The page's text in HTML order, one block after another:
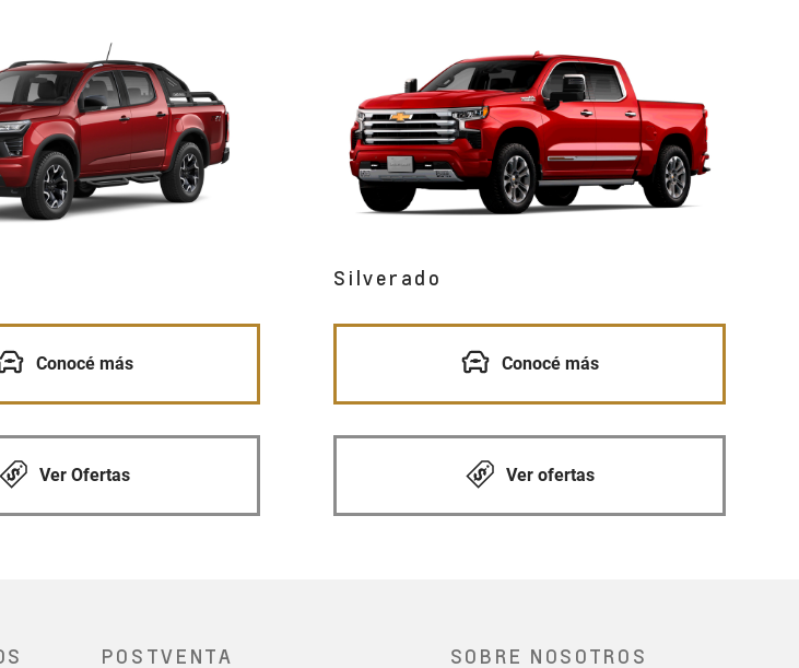
Conocé más
Ver Ofertas
Silverado
Conocé más
Ver ofertas